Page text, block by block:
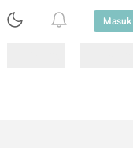
Masuk